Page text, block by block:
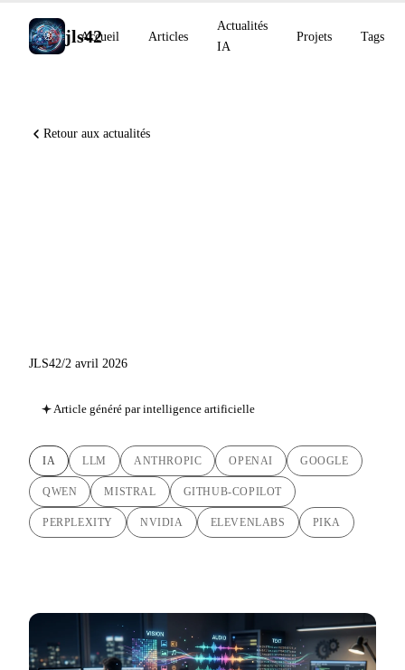
jls42
Accueil Articles
Actualités
IA
Projets Tags
Retour aux actualités
JLS42/2 avril 2026
Article généré par intelligence artificielle
IA LLM ANTHROPIC OPENAI GOOGLE
QWEN MISTRAL GITHUB-COPILOT
PERPLEXITY NVIDIA ELEVENLABS PIKA